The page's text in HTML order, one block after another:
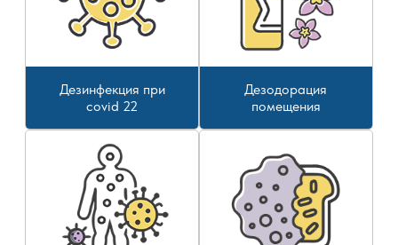
Дезинфекция при
covid 22
Дезодорация
помещения